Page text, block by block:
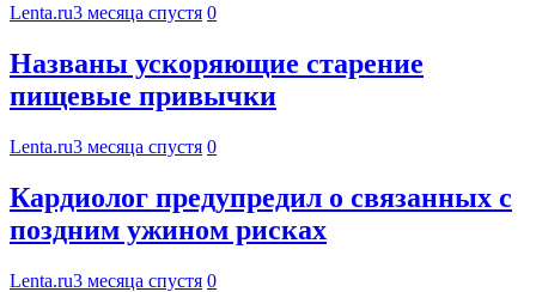
Lenta.ru3 месяца спустя 0
Названы ускоряющие старение
пищевые привычки
Lenta.ru3 месяца спустя 0
Кардиолог предупредил о связанных с
поздним ужином рисках
Lenta.ru3 месяца спустя 0